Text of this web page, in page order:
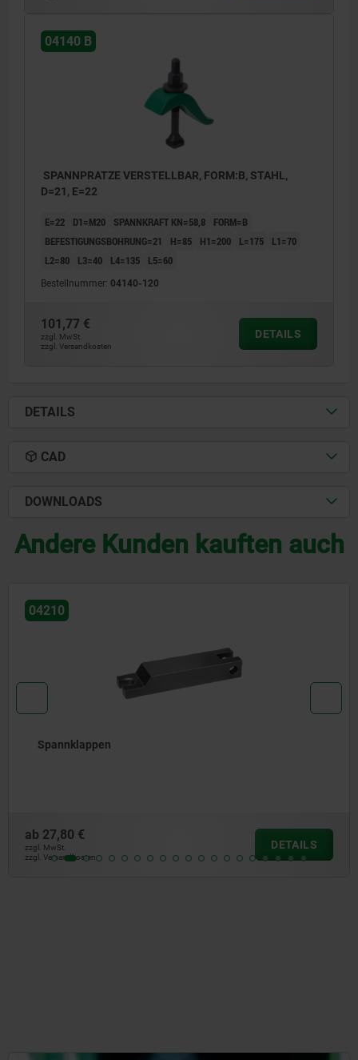
04140 B
SPANNPRATZE VERSTELLBAR, FORM:B, STAHL,
D=21, E=22
E=22 D1=M20 SPANNKRAFT KN=58,8
FORM=B
BEFESTIGUNGSBOHRUNG=21
H=85 H1=200 L=175
L1=70
L2=80
L3=40 L4=135 L5=60
Bestellnummer: 04140-120
101,77 €
zzgl. MwSt.
zzgl. Versandkosten
DETAILS
DETAILS
CAD
DOWNLOADS
Andere Kunden kauften auch
Spanneisenhalter
zzgl. Versandkosten